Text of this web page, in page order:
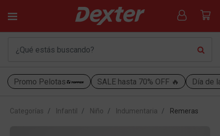
Promo Pelotas SALE hasta 70% OFF 🔥 Día de
Categorías Infantil Niño Indumentaria Remeras